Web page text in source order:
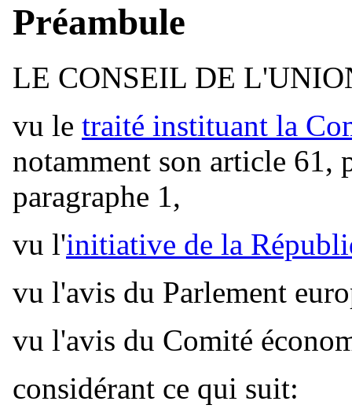
Préambule
LE CONSEIL DE
vu le traité instituant la
notamment son article 61,
paragraphe 1,
vu l'initiative de la
vu l'avis du Parlement
vu l'avis du Comité
considérant ce qui suit: